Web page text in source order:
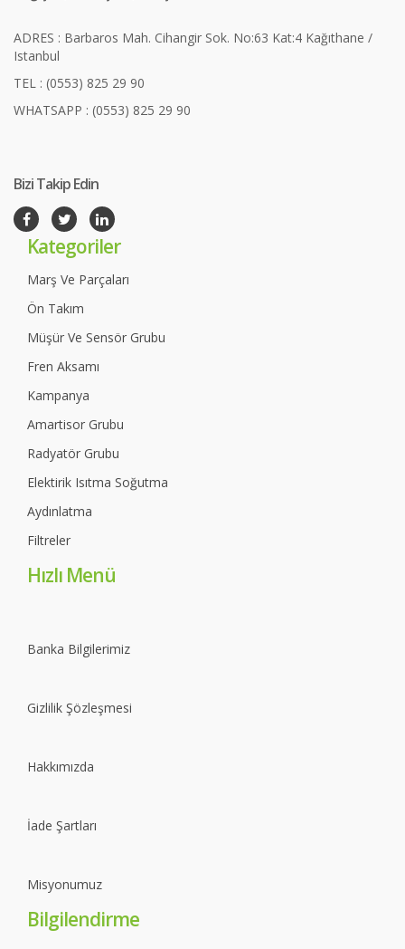
ADRES : Barbaros Mah. Cihangir Sok. No:63 Kat:4 Kağıthane /
Istanbul
TEL : (0553) 825 29 90
WHATSAPP : (0553) 825 29 90
Bizi Takip Edin
Kategoriler
Marş Ve Parçaları
Ön Takım
Müşür Ve Sensör Grubu
Fren Aksamı
Kampanya
Amartisor Grubu
Radyatör Grubu
Elektirik Isıtma Soğutma
Aydınlatma
Filtreler
Hızlı Menü
Banka Bilgilerimiz
Gizlilik Şözleşmesi
Hakkımızda
İade Şartları
Misyonumuz
Bilgilendirme